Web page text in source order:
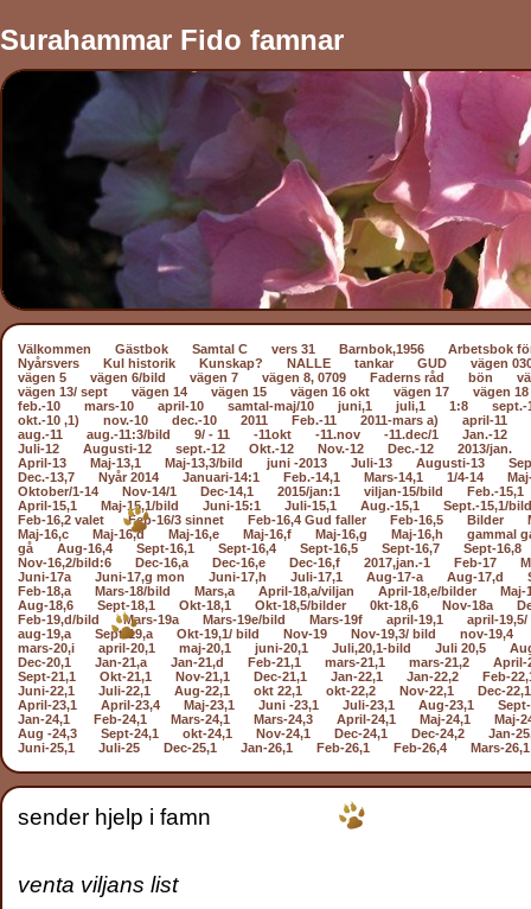
Surahammar Fido famnar
Välkommen Gästbok Samtal C vers 31 Barnbok,1956
Arbetsbok
Nyårsvers
Kul historik Kunskap? NALLE tankar GUD
vägen
vägen 5
vägen 6/bild vägen 7 vägen 8, 0709 Faderns råd bön
vägen 13/ sept
vägen 14 vägen 15 vägen 16 okt vägen 17
vägen 18
feb.-10
mars-10 april-10 samtal-maj/10 juni,1 juli,1 1:8
sept.-
okt.-10 ,1)
nov.-10 dec.-10 2011 Feb.-11 2011-mars a)
april-11
aug.-11
aug.-11:3/bild 9/ - 11 -11okt -11.nov -11.dec/1
Jan.-12
Juli-12
Augusti-12 sept.-12 Okt.-12 Nov.-12 Dec.-12
2013/jan.
April-13
Maj-13,1 Maj-13,3/bild juni -2013 Juli-13 Augusti-13
Dec.-13,7
Nyår 2014 Januari-14:1 Feb.-14,1 Mars-14,1 1/4-14
Oktober/1-14
Nov-14/1 Dec-14,1 2015/jan:1 viljan-15/bild
Feb.-15,1
April-15,1
Maj-15,1/bild Juni-15:1 Juli-15,1 Aug.-15,1
Sept.-15,1/
Feb-16,2 valet
Feb-16/3 sinnet Feb-16,4 Gud faller Feb-16,5 Bilder
Maj-16,c
Maj-16,d Maj-16,e Maj-16,f Maj-16,g Maj-16,h
gammal
gå
Aug-16,4 Sept-16,1 Sept-16,4 Sept-16,5 Sept-16,7
Sept-16,8
Nov-16,2/bild:6
Dec-16,a Dec-16,e Dec-16,f 2017,jan.-1 Feb-17
Juni-17a
Juni-17,g mon Juni-17,h Juli-17,1 Aug-17-a Aug-17,d
Feb-18,a
Mars-18/bild Mars,a April-18,a/viljan April-18,e/bilder
Maj-
Aug-18,6
Sept-18,1 Okt-18,1 Okt-18,5/bilder 0kt-18,6 Nov-18a
Feb-19,d/bild
Mars-19a Mars-19e/bild Mars-19f april-19,1
april-
aug-19,a
Sept-19,a Okt-19,1/ bild Nov-19 Nov-19,3/ bild
nov-19,4
mars-20,i
april-20,1 maj-20,1 juni-20,1 Juli,20,1-bild Juli 20,5
Dec-20,1
Jan-21,a Jan-21,d Feb-21,1 mars-21,1 mars-21,2
April-
Sept-21,1
Okt-21,1 Nov-21,1 Dec-21,1 Jan-22,1 Jan-22,2
Feb-
Juni-22,1
Juli-22,1 Aug-22,1 okt 22,1 okt-22,2 Nov-22,1
Dec-22,1
April-23,1
April-23,4 Maj-23,1 Juni -23,1 Juli-23,1 Aug-23,1
Jan-24,1
Feb-24,1 Mars-24,1 Mars-24,3 April-24,1 Maj-24,1
Maj-
Aug -24,3
Sept-24,1 okt-24,1 Nov-24,1 Dec-24,1 Dec-24,2
Jan-
Juni-25,1
Juli-25 Dec-25,1 Jan-26,1 Feb-26,1 Feb-26,4 Mars-26,1
sender hjelp i famn
venta viljans list